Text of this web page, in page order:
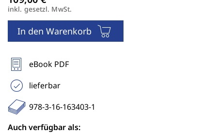
inkl. gesetzl. MwSt.
In den Warenkorb
eBook PDF
lieferbar
978-3-16-163403-1
Auch verfügbar als: